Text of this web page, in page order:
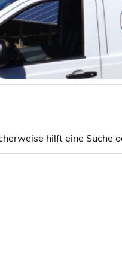
hilft eine Suche